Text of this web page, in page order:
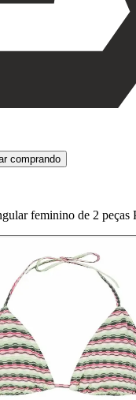
comprando
feminino de 2 peças